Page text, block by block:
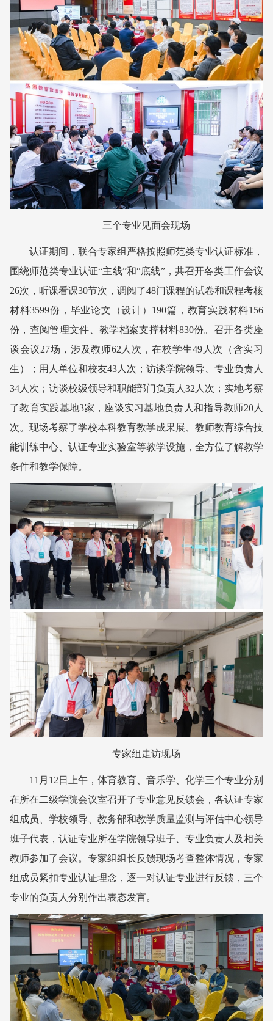
三个专业见面会现场
认证期间，联合专家组严格按照师范类专业认证标准，
围绕师范类专业认证“主线”和“底线”，共召开各类工作会议
26次，听课看课30节次，调阅了48门课程的试卷和课程考核
材料3599份，毕业论文（设计）190篇，教育实践材料156
份，查阅管理文件、教学档案支撑材料830份。召开各类座
谈会议27场，涉及教师62人次，在校学生49人次（含实习
生）；用人单位和校友43人次；访谈学院领导、专业负责人
34人次；访谈校级领导和职能部门负责人32人次；实地考察
了教育实践基地3家，座谈实习基地负责人和指导教师20人
次。现场考察了学校本科教育教学成果展、教师教育综合技
能训练中心、认证专业实验室等教学设施，全方位了解教学
条件和教学保障。
专家组走访现场
11月12日上午，体育教育、音乐学、化学三个专业分别
在所在二级学院会议室召开了专业意见反馈会，各认证专家
组成员、学校领导、教务部和教学质量监测与评估中心领导
班子代表，认证专业所在学院领导班子、专业负责人及相关
教师参加了会议。专家组组长反馈现场考查整体情况，专家
组成员紧扣专业认证理念，逐一对认证专业进行反馈，三个
专业的负责人分别作出表态发言。